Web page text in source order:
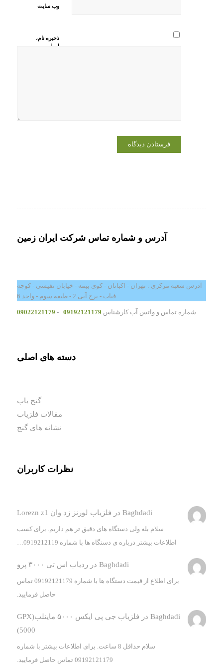
وب‌ سایت
ذخیره نام،
ایمیل و
آدرس و شماره تماس شرکت ایران زمین
آدرس شعبه مرکزی : تهران - اکباتان - کوی بیمه - خیابان نفیسی - کوچه
فیات - برج آبی 2 - طبقه سوم - واحد 6
شماره تماس و واتس آپ کارشناس 09192121179
-
09022121179
دسته های اصلی
گنج یاب
مقالات فلزیاب
نشانه های گنج
نظرات کاربران
Baghdadi در فلزیاب لورنز زد وان Lorezn z1
سلام بله ولی دستگاه های دقیق تر هم داریم. برای کسب
اطلاعات بیشتر درباره ی دستگاه ها با شماره 0919212119…
Baghdadi درردیاب اس تی ۳۰۰۰ پرو
برای اطلاع از قیمت دستگاه ها با شماره 09192121179 تماس
حاصل فرمایید.
Baghdadi در
فلزیاب جی پی ایکس ۵۰۰۰ ماینلب(GPX
5000)
سلام حداقل 8 ساعت. برای اطلاعات بیشتر با شماره
09192121179 تماس حاصل فرمایید.